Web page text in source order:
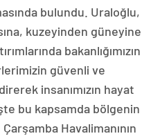
bulundu. Uraloğlu,
kuzeyinden güneyine
bakanlığımızın
güvenli ve
insanımızın hayat
bu kapsamda bölgenin
Havalimanının